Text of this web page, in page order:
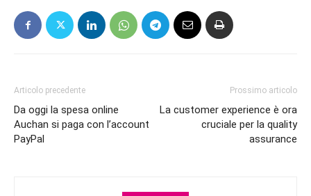
Articolo precedente
Da oggi la spesa online
Auchan si paga con l’account
PayPal
Prossimo articolo
La customer experience è ora
cruciale per la quality
assurance